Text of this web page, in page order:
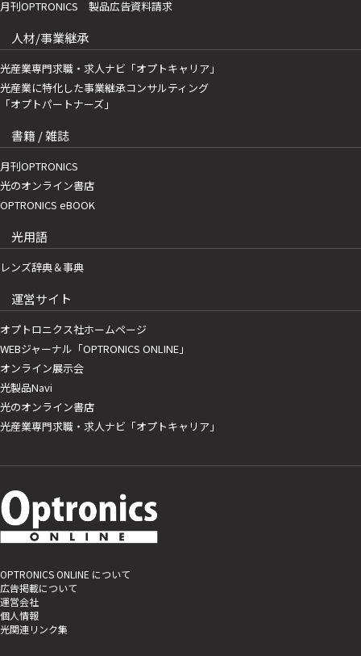
月刊OPTRONICS 製品広告資料請求
人材/事業継承
光産業専門求職・求人ナビ「オプトキャリア」
光産業に特化した事業継承コンサルティング
「オプトパートナーズ」
書籍 / 雑誌
月刊OPTRONICS
光のオンライン書店
OPTRONICS eBOOK
光用語
レンズ辞典＆事典
運営サイト
オプトロニクス社ホームページ
WEBジャーナル「OPTRONICS ONLINE」
オンライン展示会
光製品Navi
光のオンライン書店
光産業専門求職・求人ナビ「オプトキャリア」
OPTRONICS ONLINE について
広告掲載について
運営会社
個人情報
光関連リンク集